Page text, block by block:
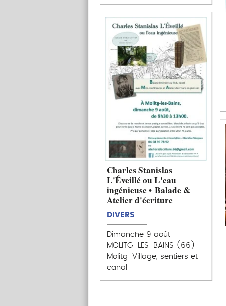
Charles Stanislas
L'Éveillé ou L'eau
ingénieuse • Balade &
Atelier d'écriture
DIVERS
Dimanche 9 août
MOLITG-LES-BAINS (66)
Molitg-Village, sentiers et
canal